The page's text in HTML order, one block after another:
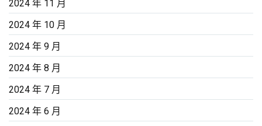
2024 年 11 月
2024 年 10 月
2024 年 9 月
2024 年 8 月
2024 年 7 月
2024 年 6 月